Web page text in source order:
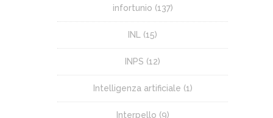
infortunio (137)
INL (15)
INPS (12)
Intelligenza artificiale (1)
Interpello (9)